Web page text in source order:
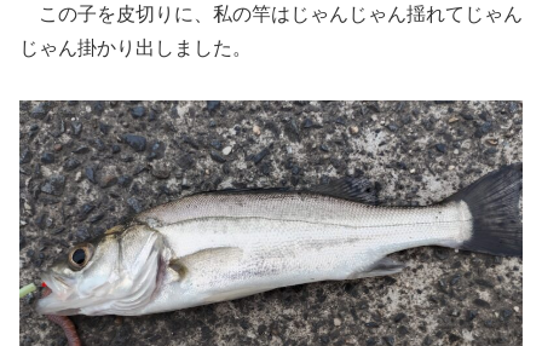
この子を皮切りに、私の竿はじゃんじゃん揺れてじゃん
じゃん掛かり出しました。